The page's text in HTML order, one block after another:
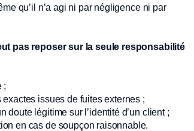
qu’il n’a agi ni par négligence ni par
pas reposer sur la seule responsabilité
;
issues de fuites externes ;
légitime sur l’identité d’un client ;
en cas de soupçon raisonnable.